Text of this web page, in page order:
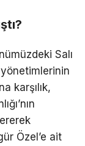
Salı
karşılık,
Özel’e ait